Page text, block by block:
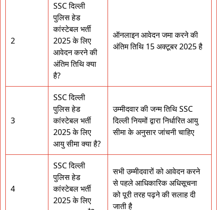
2
SSC दिल्ली
पुलिस हेड
कांस्टेबल भर्ती
2025 के लिए
आवेदन करने की
अंतिम तिथि क्या
है?
ऑनलाइन आवेदन जमा करने की
अंतिम तिथि 15 अक्टूबर 2025 है
3
SSC दिल्ली
पुलिस हेड
कांस्टेबल भर्ती
2025 के लिए
आयु सीमा क्या है?
उम्मीदवार की जन्म तिथि SSC
दिल्ली नियमों द्वारा निर्धारित आयु
सीमा के अनुसार जांचनी चाहिए
4
SSC दिल्ली
पुलिस हेड
कांस्टेबल भर्ती
2025 के लिए
सभी उम्मीदवारों को आवेदन करने
से पहले आधिकारिक अधिसूचना
को पूरी तरह पढ़ने की सलाह दी
जाती है